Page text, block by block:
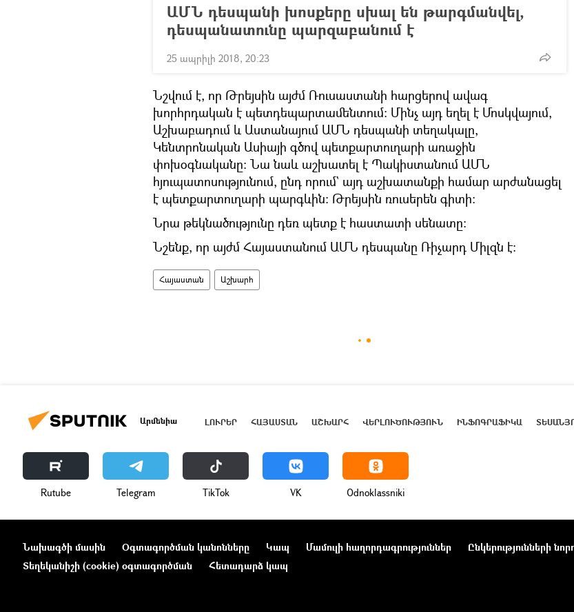
ԱՄՆ դեսպանի խոսքերը սխալ են թարգմանվել,
դեսպանատունը պարզաբանում է
25 ապրիլի 2018, 20:23
Նշվում է, որ Թրեյսին այժմ Ռուսաստանի հարցերով ավագ
խորհրդական է պետդեպարտամենտում։ Մինչ այդ եղել է Մոսկվայում,
Աշխաբադում և Աստանայում ԱՄՆ դեսպանի տեղակալը,
Կենտրոնական Ասիայի գծով պետքարտուղարի առաջին
փոխօգնականը։ Նա նաև աշխատել է Պակիստանում ԱՄՆ
հյուպատոսությունում, ընդ որում` այդ աշխատանքի համար արժանացել
է պետքարտուղարի պարգևին։ Թրեյսին ռուսերեն գիտի։
Նրա թեկնածությունը դեռ պետք է հաստատի սենատը։
Նշենք, որ այժմ Հայաստանում ԱՄՆ դեսպանը Ռիչարդ Միլզն է։
Հայաստան Աշխարհ
Արմենիա ԼՈՒՐԵՐ ՀԱՅԱՍՏԱՆ ԱՇԽԱՐՀ ՎԵՐԼՈՒԾՈՒԹՅՈՒՆ ԻՆՖՈԳՐԱՖԻԿԱ
Rutube Telegram ТikТоk VK Odnoklassniki
Նախագծի մասին Օգտագործման կանոնները Կապ Մամուլի հաղորդագրություններ Ընկերությունների
Տեղեկանիշի (cookie) օգտագործման
Հետադարձ կապ